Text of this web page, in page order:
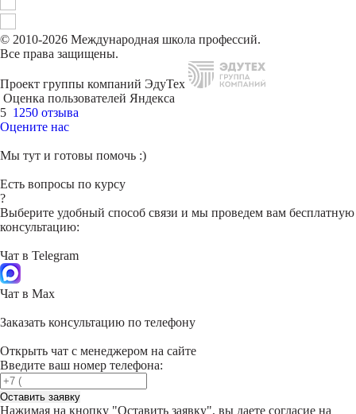
© 2010-2026 Международная школа профессий.
Все права защищены.
Проект группы компаний ЭдуТех
Оценка пользователей Яндекса
5 1250 отзыва
Оцените нас
Мы тут и готовы помочь :)
Есть вопросы по курсу
?
Выберите удобный способ связи и мы проведем вам бесплатную
консультацию:
Чат в Telegram
Чат в Max
Заказать консультацию по телефону
Открыть чат с менеджером на сайте
Введите ваш номер телефона:
Оставить заявку
Нажимая на кнопку "Оставить заявку", вы даете согласие на